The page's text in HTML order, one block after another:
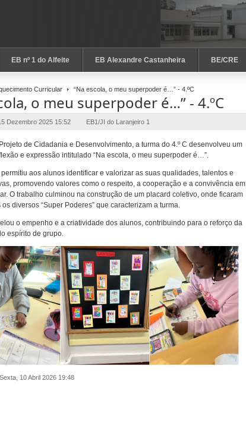
EB nº 1 do Alfeite EB Alexandre Castanheira BE/CRE
Curricular “Na escola, o meu superpoder é…” - 4.ºC
o meu superpoder é…” - 4.ºC
Dezembro 2025 15:52 EB1/JI do Laranjeiro 1
de Cidadania e Desenvolvimento, a turma do 4.º C desenvolveu um
e expressão intitulado “Na escola, o meu superpoder é…”.
permitiu aos alunos identificar e valorizar as suas qualidades, talentos e
promovendo valores como o respeito, a cooperação e a convivência em
O trabalho culminou na construção de um placard coletivo, onde ficaram
diversos “Super Poderes” que caracterizam a turma.
o empenho e a criatividade dos alunos, contribuindo para o reforço da
espírito de grupo.
10 Abril 2026 19:48